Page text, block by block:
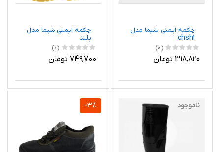
چکمه ایمنی شیما مدل
chsh1
(0)
318,820 تومان
چکمه ایمنی شیما مدل
بلند
(0)
749,700 تومان
ناموجود -3%